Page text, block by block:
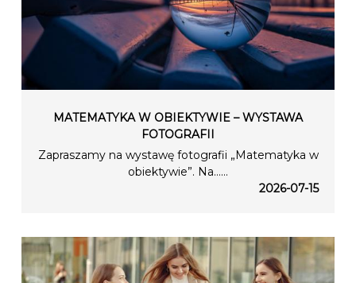
MATEMATYKA W OBIEKTYWIE – WYSTAWA
FOTOGRAFII
Zapraszamy na wystawę fotografii „Matematyka w
obiektywie”. Na…...
2026-07-15